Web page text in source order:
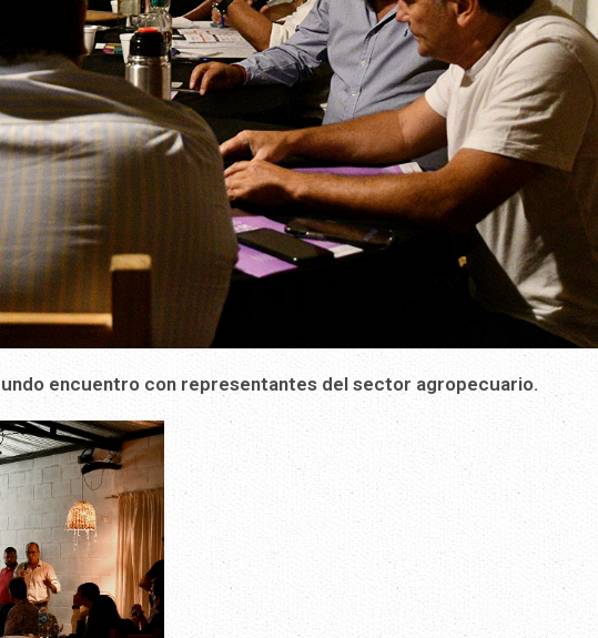
encuentro con representantes del sector agropecuario.